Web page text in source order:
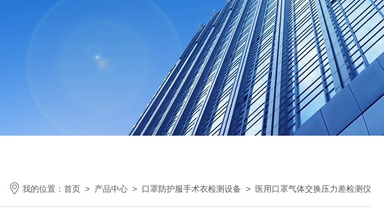
我的位置： 首页 > 产品中心 > 口罩防护服手术衣检测设备 > 医用口罩气体交换压力差检测仪